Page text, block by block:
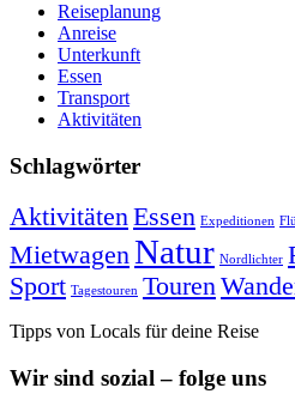
Reiseplanung
Anreise
Unterkunft
Essen
Transport
Aktivitäten
Schlagwörter
Aktivitäten Essen Expeditionen
Mietwagen Natur Nordlichter
Sport Tagestouren Touren
Tipps von Locals für deine Reise
Wir sind sozial – folge uns